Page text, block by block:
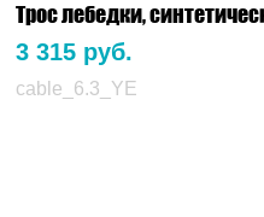
Трос лебедки,
3 315 руб.
cable_6.3_YE